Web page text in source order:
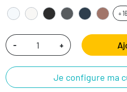
+ 16
- +
Je configure ma